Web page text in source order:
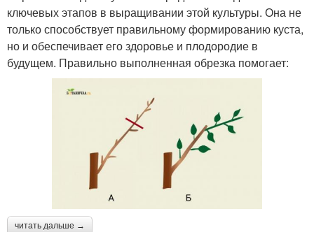
ключевых этапов в выращивании этой культуры. Она не
только способствует правильному формированию куста,
но и обеспечивает его здоровье и плодородие в
будущем. Правильно выполненная обрезка помогает:
читать дальше →